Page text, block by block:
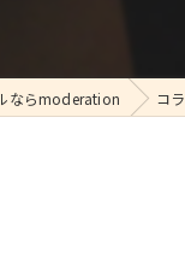
ならmoderation コ